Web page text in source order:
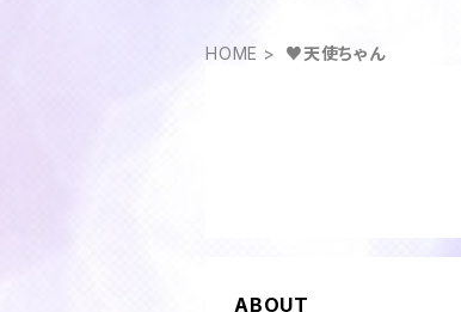
HOME ♥天使ちゃん
ABOUT